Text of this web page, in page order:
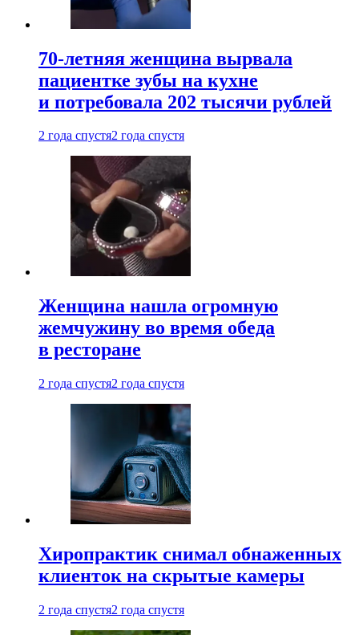
70-летняя женщина вырвала
пациентке зубы на кухне
и потребовала 202 тысячи рублей
2 года спустя2 года спустя
Женщина нашла огромную
жемчужину во время обеда
в ресторане
2 года спустя2 года спустя
Хиропрактик снимал обнаженных
клиенток на скрытые камеры
2 года спустя2 года спустя